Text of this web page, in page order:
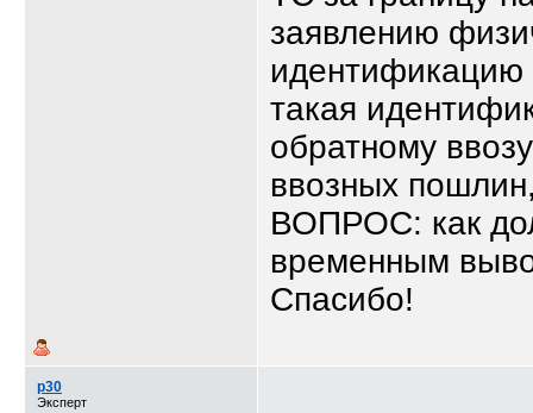
заявлению
идентификацию
такая
обратному
ввозных
ВОПРОС: как
временным
Спасибо!
p30
Эксперт